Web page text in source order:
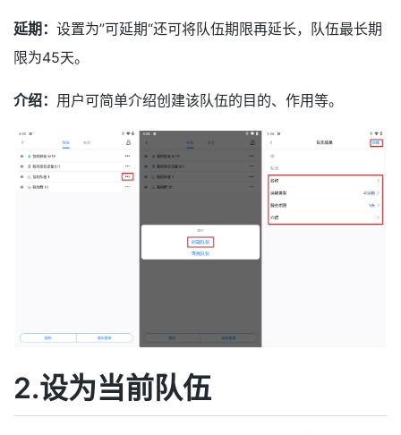
延期： 设置为”可延期“还可将队伍期限再延长，队伍最长期
限为45天。
介绍： 用户可简单介绍创建该队伍的目的、作用等。
2.设为当前队伍